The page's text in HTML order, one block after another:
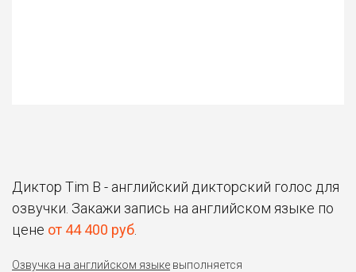
Диктор Tim B - английский дикторский голос для
озвучки. Закажи запись на английском языке по
цене от 44 400 руб
Озвучка на английском языке выполняется